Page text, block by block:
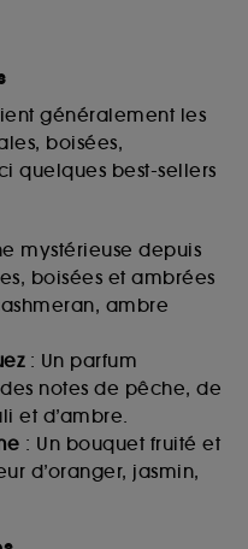
généralement les
boisées,
quelques best-sellers
mystérieuse depuis
boisées et ambrées
ambre
: Un parfum
notes de pêche, de
et d’ambre.
: Un bouquet fruité et
d’oranger, jasmin,